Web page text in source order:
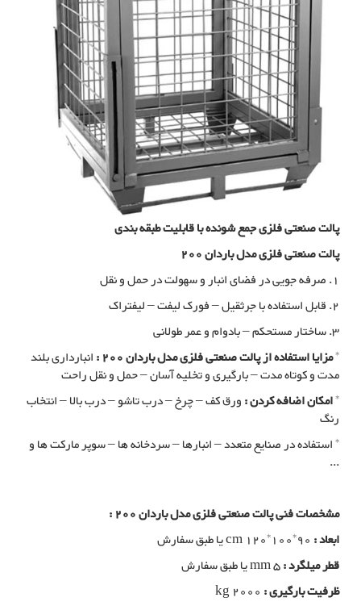
پالت صنعتی فلزی جمع شونده با قابلیت طبقه بندی
پالت صنعتی فلزی مدل باردان 200
1. صرفه جویی در فضای انبار و سهولت در حمل و نقل
2. قابل استفاده با جرثقیل – فورک لیفت – لیفتراک
3. ساختار مستحکم – بادوام و عمر طولانی
*مزایا استفاده از پالت صنعتی فلزی مدل باردان 200 :
انبارداری بلند
مدت و کوتاه مدت – بارگیری و تخلیه آسان – حمل و نقل راحت
*امکان اضافه کردن :ورق کف – چرخ – درب تاشو – درب بالا – انتخاب
رنگ
* استفاده در صنایع متعدد – انبارها – سردخانه ها – سوپر مارکت ها و
...
مشخصات فنی پالت صنعتی فلزی مدل باردان 200 :
ابعاد : cm 120*100*90 یا طبق سفارش
قطر میلگرد :mm 5 یا طبق سفارش
ظرفیت بارگیری :